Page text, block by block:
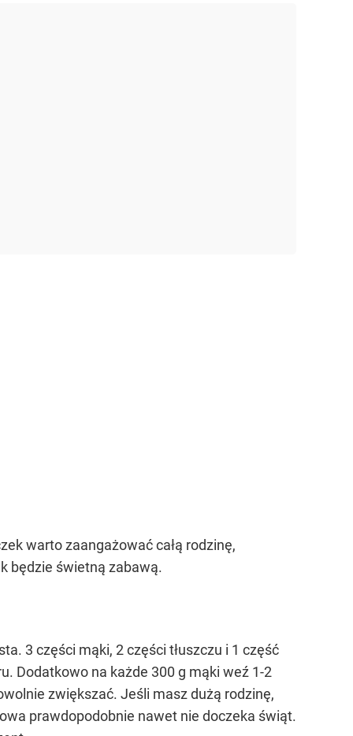
warto zaangażować całą rodzinę,
będzie świetną zabawą.
3 części mąki, 2 części tłuszczu i 1 część
Dodatkowo na każde 300 g mąki weź 1-2
zwiększać. Jeśli masz dużą rodzinę,
prawdopodobnie nawet nie doczeka świąt.